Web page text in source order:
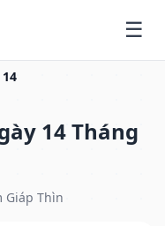
14 Tháng
Giáp Thìn